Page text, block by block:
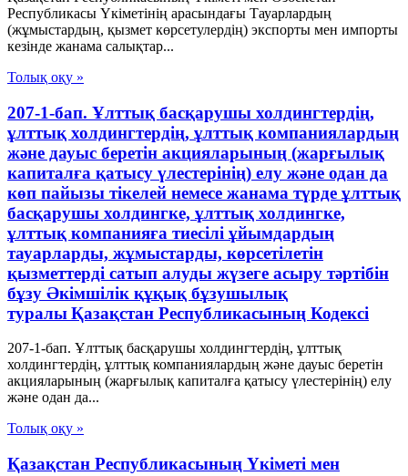
Республикасы Үкiметiнiң арасындағы Тауарлардың
(жұмыстардың, қызмет көрсетулердiң) экспорты мен импорты
кезiнде жанама салықтар...
Толық оқу »
207-1-бап. Ұлттық басқарушы холдингтердің,
ұлттық холдингтердің, ұлттық компаниялардың
және дауыс беретін акцияларының (жарғылық
капиталға қатысу үлестерінің) елу және одан да
көп пайызы тікелей немесе жанама түрде ұлттық
басқарушы холдингке, ұлттық холдингке,
ұлттық компанияға тиесілі ұйымдардың
тауарларды, жұмыстарды, көрсетілетін
қызметтерді сатып алуды жүзеге асыру тәртібін
бұзу Әкімшілік құқық бұзушылық
туралы Қазақстан Республикасының Кодексі
207-1-бап. Ұлттық басқарушы холдингтердің, ұлттық
холдингтердің, ұлттық компаниялардың және дауыс беретін
акцияларының (жарғылық капиталға қатысу үлестерінің) елу
және одан да...
Толық оқу »
Қазақстан Республикасының Үкiметi мен